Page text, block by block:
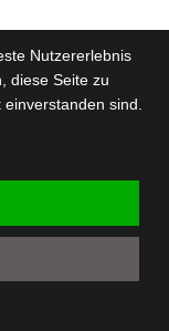
Nutzererlebnis
diese Seite zu
sind.